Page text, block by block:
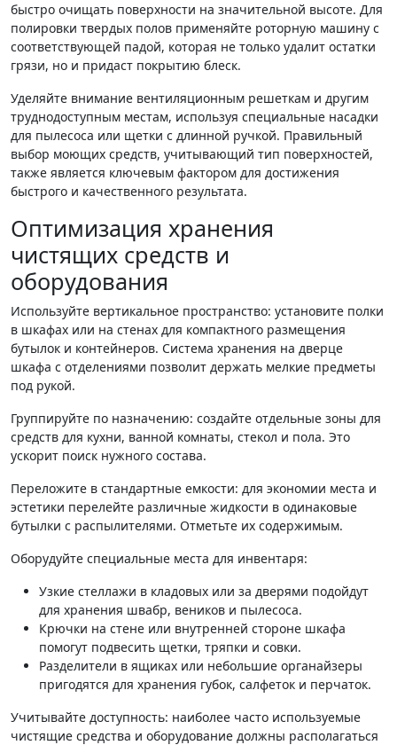
быстро очищать поверхности на значительной высоте. Для
полировки твердых полов применяйте роторную машину с
соответствующей падой, которая не только удалит остатки
грязи, но и придаст покрытию блеск.
Уделяйте внимание вентиляционным решеткам и другим
труднодоступным местам, используя специальные насадки
для пылесоса или щетки с длинной ручкой. Правильный
выбор моющих средств, учитывающий тип поверхностей,
также является ключевым фактором для достижения
быстрого и качественного результата.
Оптимизация хранения
чистящих средств и
оборудования
Используйте вертикальное пространство: установите полки
в шкафах или на стенах для компактного размещения
бутылок и контейнеров. Система хранения на дверце
шкафа с отделениями позволит держать мелкие предметы
под рукой.
Группируйте по назначению: создайте отдельные зоны для
средств для кухни, ванной комнаты, стекол и пола. Это
ускорит поиск нужного состава.
Переложите в стандартные емкости: для экономии места и
эстетики перелейте различные жидкости в одинаковые
бутылки с распылителями. Отметьте их содержимым.
Оборудуйте специальные места для инвентаря:
Узкие стеллажи в кладовых или за дверями подойдут
для хранения швабр, веников и пылесоса.
Крючки на стене или внутренней стороне шкафа
помогут подвесить щетки, тряпки и совки.
Разделители в ящиках или небольшие органайзеры
пригодятся для хранения губок, салфеток и перчаток.
Учитывайте доступность: наиболее часто используемые
чистящие средства и оборудование должны располагаться